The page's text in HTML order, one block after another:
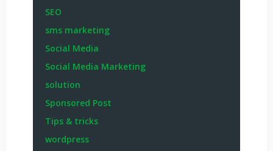
SEO
sms marketing
Social Media
Social Media Marketing
solution
Sponsored Post
Tips & tricks
wordpress